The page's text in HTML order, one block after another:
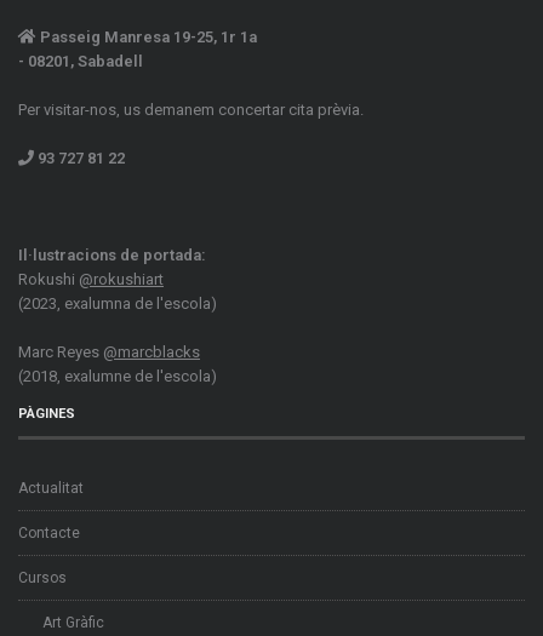
Passeig Manresa 19-25, 1r 1a
- 08201, Sabadell
Per visitar-nos, us demanem concertar cita prèvia.
93 727 81 22
Il·lustracions de portada:
Rokushi @rokushiart
(2023, exalumna de l'escola)
Marc Reyes @marcblacks
(2018, exalumne de l'escola)
PÀGINES
Actualitat
Contacte
Cursos
Art Gràfic